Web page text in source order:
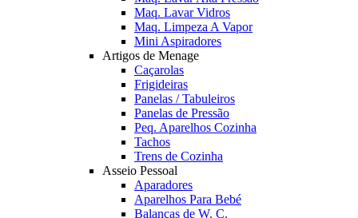
Maq. Lavar Vidros
Maq. Limpeza A Vapor
Mini Aspiradores
Artigos de Menage
Caçarolas
Frigideiras
Panelas / Tabuleiros
Panelas de Pressão
Peq. Aparelhos Cozinha
Tachos
Trens de Cozinha
Asseio Pessoal
Aparadores
Aparelhos Para Bebé
Balanças de W. C.